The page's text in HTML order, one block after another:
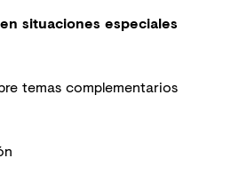
situaciones especiales
temas complementarios